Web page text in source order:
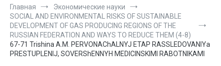
Главная
Экономические науки
SOCIAL AND ENVIRONMENTAL RISKS OF SUSTAINABLE
DEVELOPMENT OF GAS PRODUCING REGIONS OF THE
RUSSIAN FEDERATION AND WAYS TO REDUCE THEM (4-8)
67-71 Trishina A.M. PERVONAChALNYJ ETAP RASSLEDOVANIYa
PRESTUPLENIJ, SOVERShENNYH MEDICINSKIMI RABOTNIKAMI